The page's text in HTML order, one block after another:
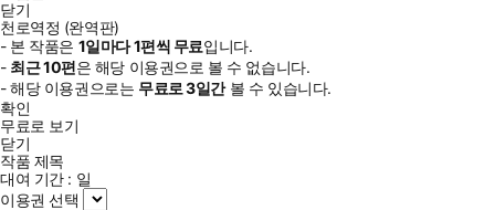
닫기
천로역정 (완역판)
- 본 작품은 1일마다1편씩 무료입니다.
- 최근10편은 해당 이용권으로 볼 수 없습니다.
- 해당 이용권으로는 무료로3일간볼 수 있습니다.
확인
무료로 보기
닫기
작품 제목
대여 기간 : 일
이용권 선택